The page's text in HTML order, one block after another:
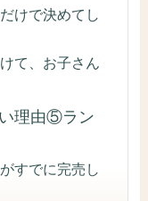
けで決めてし
て、お子さん
理由⑤ラン
すでに完売し